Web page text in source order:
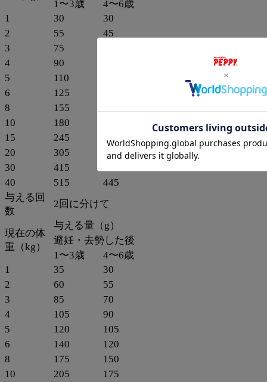
・お腹や下部尿路の健康維持にも配慮したい方
【プロフェッショナル・バランス】
日本に暮らす愛犬の食と住環境を知り尽くしたプロたちが、
技術と真心をこめて作った国産高機能フードブランド。
合成保存料や着色料不使用で、国内の自社工場で製造された
【プロフェッショナル・バランスの商品一覧はこちら】
⇒ブランド紹介・商品一覧はこちらから
⇒ペットライン プロフェッショナルバランス 超小粒 1歳か
ら体重管理
⇒ペットライン プロフェッショナルバランス 1歳から
⇒プロフェッショナルバランス パウチ 犬用
1〜3歳
4〜6歳
1
30
30
2
55
45
3
75
4
90
5
110
6
125
8
155
10
180
15
245
215
20
305
265
30
415
40
515
445
与える回
数
2回に分けて
現在の体
重（kg）
与える量（g）
避妊・去勢した後
1〜3歳
4〜6歳
1
35
30
2
60
55
3
85
70
4
105
90
5
120
105
6
140
120
8
175
150
10
205
175